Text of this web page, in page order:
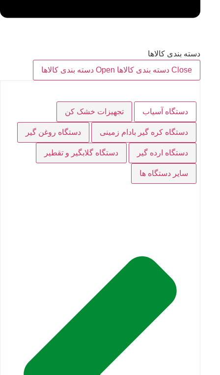
دسته بندی کالاها
Close دسته بندی کالاها
Open دسته بندی کالاها
دستگاه آسیاب تجهیزات خشک کن
دستگاه کره گیر بادام زمینی دستگاه روغن گیر
دستگاه ارده گیر دستگاه گلابگیر و تقطیر
سایر دستگاه ها